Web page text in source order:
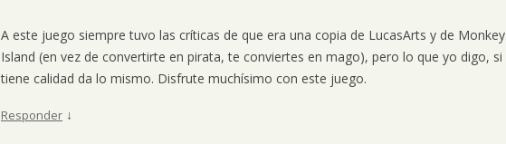
A este juego siempre tuvo las críticas de que era una copia de LucasArts y de Monkey
Island (en vez de convertirte en pirata, te conviertes en mago), pero lo que yo digo, si
tiene calidad da lo mismo. Disfrute muchísimo con este juego.
Responder ↓